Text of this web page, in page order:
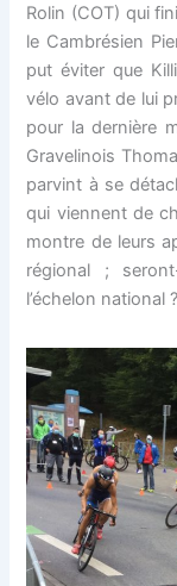
Rolin (COT) qui
le Cambrésien
put éviter que
vélo avant de lui
pour la dernière
Gravelinois
parvint à se
qui viennent de
montre de leurs
régional ;
l’échelon national ?